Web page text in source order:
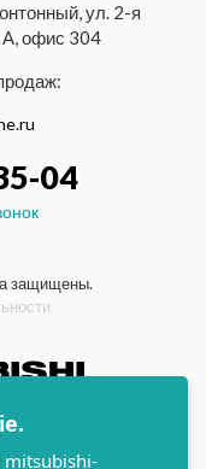
ул. 2-я
А, офис 304
04
защищены.
mitsubishi-